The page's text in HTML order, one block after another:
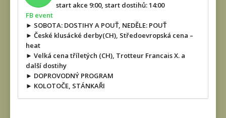
start akce 9:00, start dostihů: 14:00
FB event
► SOBOTA: DOSTIHY A POUŤ, NEDĚLE: POUŤ
► České klusácké derby(CH), Středoevropská cena –
heat
► Velká cena tříletých (CH), Trotteur Francais X. a
další dostihy
► DOPROVODNÝ PROGRAM
► KOLOTOČE, STÁNKAŘI